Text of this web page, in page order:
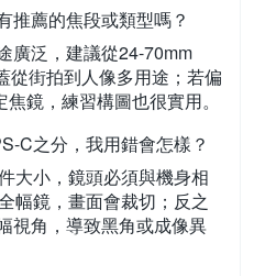
推薦的焦段或類型嗎？
廣泛，建議從24-70mm
從街拍到人像多用途；若偏
鏡，練習構圖也很實用。
C之分，我用錯會怎樣？
大小，鏡頭必須與機身相
幅鏡，畫面會裁切；反之
視角，導致黑角或成像異